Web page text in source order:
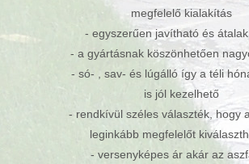
megfelelő kialakítás
- egyszerűen javítható és
- a gyártásnak köszönhetően
- só- , sav- és lúgálló így a téli
is jól kezelhető
- rendkívül széles választék, hogy
leginkább megfelelőt
- versenyképes ár akár az